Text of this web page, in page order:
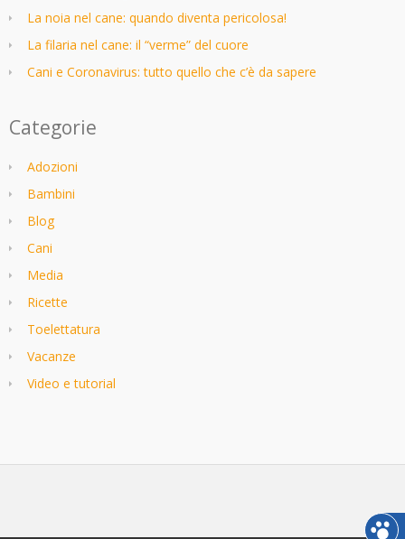
La noia nel cane: quando diventa pericolosa!
La filaria nel cane: il “verme” del cuore
Cani e Coronavirus: tutto quello che c’è da sapere
Categorie
Adozioni
Bambini
Blog
Cani
Media
Ricette
Toelettatura
Vacanze
Video e tutorial